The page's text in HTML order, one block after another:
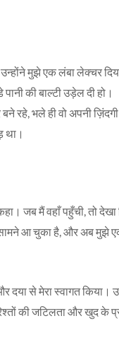
मुझे एक लंबा लेक्चर
की बाल्टी उड़ेल दी हो।
बने रहे, भले ही वो अपनी
था।
जब मैं वहाँ पहुँची, तो
सामने आ चुका है, और अब
दया से मेरा स्वागत
की जटिलता और खुद के